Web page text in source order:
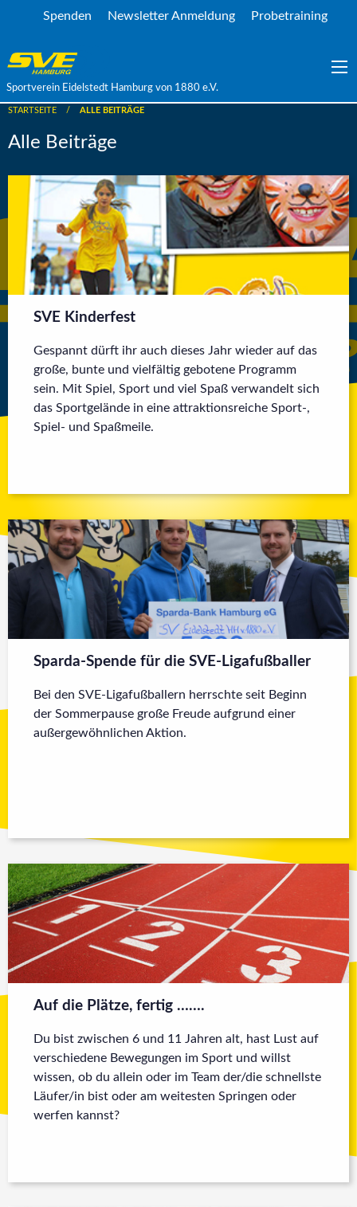
Spenden Newsletter Anmeldung Probetraining
Sportverein Eidelstedt Hamburg von 1880 e.V.
STARTSEITE ALLE BEITRÄGE
Alle Beiträge
SVE Kinderfest
Gespannt dürft ihr auch dieses Jahr wieder auf das
große, bunte und vielfältig gebotene Programm
sein. Mit Spiel, Sport und viel Spaß verwandelt sich
das Sportgelände in eine attraktionsreiche Sport-,
Spiel- und Spaßmeile.
Sparda-Spende für die SVE-Ligafußballer
Bei den SVE-Ligafußballern herrschte seit Beginn
der Sommerpause große Freude aufgrund einer
außergewöhnlichen Aktion.
Auf die Plätze, fertig …….
Du bist zwischen 6 und 11 Jahren alt, hast Lust auf
verschiedene Bewegungen im Sport und willst
wissen, ob du allein oder im Team der/die schnellste
Läufer/in bist oder am weitesten Springen oder
werfen kannst?